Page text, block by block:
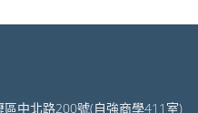
中北路200號(自強商學411室)